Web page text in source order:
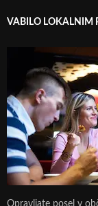
VABILO LOKALNIM
Opravljate posel v